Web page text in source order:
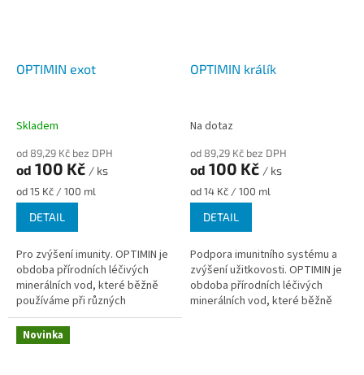
OPTIMIN exot
Skladem
od 89,29 Kč bez DPH
od 100 Kč / ks
Měrná
cena:
od 15 Kč / 100 ml
DETAIL
Pro zvýšení imunity. OPTIMIN je
obdoba přírodních léčivých
minerálních vod, které běžně
používáme při různých
zdravotních problémech u
lidí. Obdobná je i funkce
tohoto...
OPTIMIN králík
Na dotaz
od 89,29 Kč bez DPH
od 100 Kč / ks
Měrná
cena:
od 14 Kč / 100 ml
DETAIL
Podpora imunitního systému a
zvýšení užitkovosti. OPTIMIN je
obdoba přírodních léčivých
minerálních vod, které běžně
Novinka